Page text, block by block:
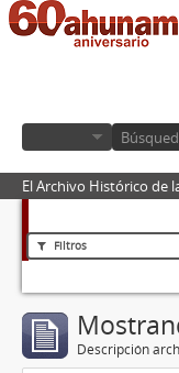
El Archivo Histórico de
Filtros
Descripción